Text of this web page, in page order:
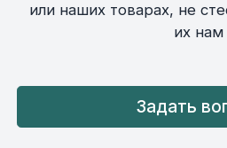
или наших товарах, не
их нам
Задать